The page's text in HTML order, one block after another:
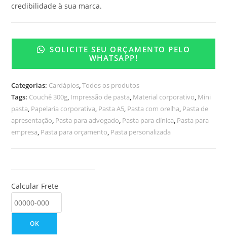
credibilidade à sua marca.
SOLICITE SEU ORÇAMENTO PELO
WHATSAPP!
Categorias: Cardápios,Todos os produtos
Tags: Couchê 300g, Impressão de pasta, Material corporativo, Mini
pasta, Papelaria corporativa, Pasta A5, Pasta com orelha, Pasta de
apresentação, Pasta para advogado, Pasta para clínica, Pasta para
empresa, Pasta para orçamento, Pasta personalizada
Calcular Frete
OK